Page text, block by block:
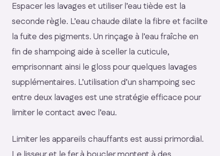
Espacer les lavages et utiliser l’eau tiède est la
seconde règle. L’eau chaude dilate la fibre et facilite
la fuite des pigments. Un rinçage à l’eau fraîche en
fin de shampoing aide à sceller la cuticule,
emprisonnant ainsi le gloss pour quelques lavages
supplémentaires. L’utilisation d’un shampoing sec
entre deux lavages est une stratégie efficace pour
limiter le contact avec l’eau.
Limiter les appareils chauffants est aussi primordial.